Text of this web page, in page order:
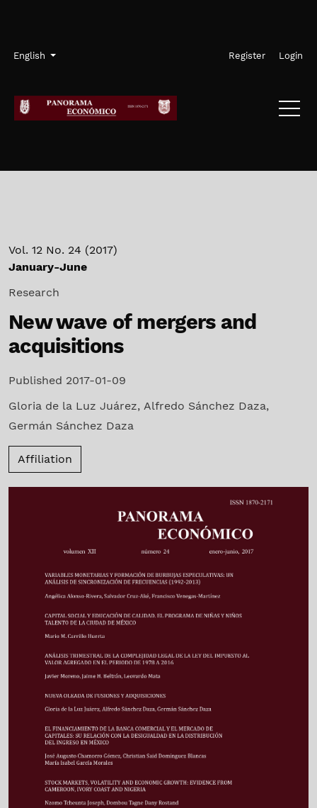
Language
English
Admin menu Register Login
Vol. 12 No. 24 (2017)
January-June
Research
New wave of mergers and
acquisitions
Published 2017-01-09
Gloria de la Luz Juárez, Alfredo Sánchez Daza,
Germán Sánchez Daza
Affiliation